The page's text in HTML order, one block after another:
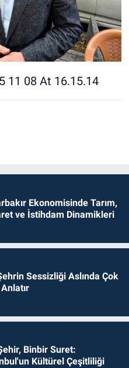
Ekonomisinde Tarım,
ve İstihdam Dinamikleri
Sessizliği Aslında Çok
Binbir Suret:
Kültürel Çeşitliliği